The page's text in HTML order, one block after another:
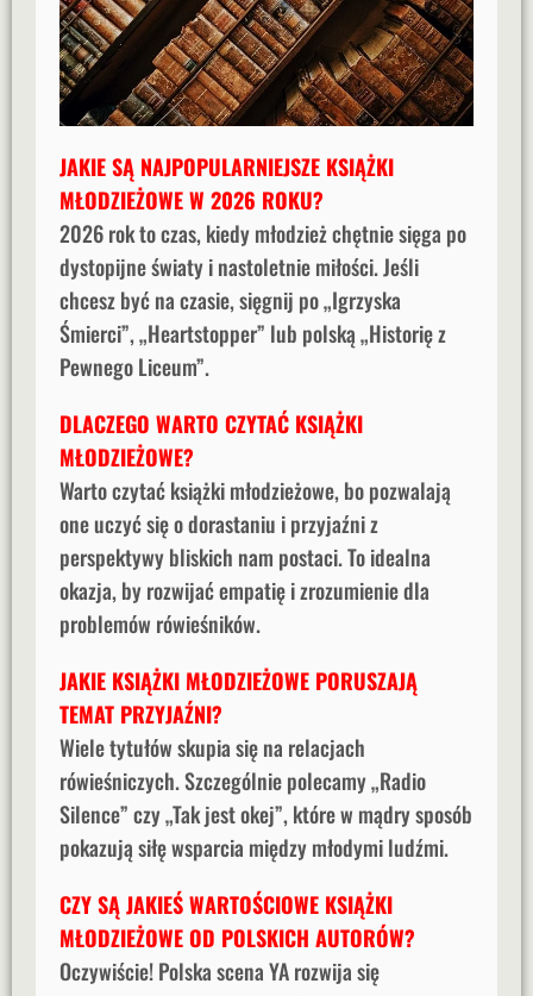
JAKIE SĄ NAJPOPULARNIEJSZE KSIĄŻKI
MŁODZIEŻOWE W 2026 ROKU?
2026 rok to czas, kiedy młodzież chętnie sięga po
dystopijne światy i nastoletnie miłości. Jeśli
chcesz być na czasie, sięgnij po „Igrzyska
Śmierci”, „Heartstopper” lub polską „Historię z
Pewnego Liceum”.
DLACZEGO WARTO CZYTAĆ KSIĄŻKI
MŁODZIEŻOWE?
Warto czytać książki młodzieżowe, bo pozwalają
one uczyć się o dorastaniu i przyjaźni z
perspektywy bliskich nam postaci. To idealna
okazja, by rozwijać empatię i zrozumienie dla
problemów rówieśników.
JAKIE KSIĄŻKI MŁODZIEŻOWE PORUSZAJĄ
TEMAT PRZYJAŹNI?
Wiele tytułów skupia się na relacjach
rówieśniczych. Szczególnie polecamy „Radio
Silence” czy „Tak jest okej”, które w mądry sposób
pokazują siłę wsparcia między młodymi ludźmi.
CZY SĄ JAKIEŚ WARTOŚCIOWE KSIĄŻKI
MŁODZIEŻOWE OD POLSKICH AUTORÓW?
Oczywiście! Polska scena YA rozwija się